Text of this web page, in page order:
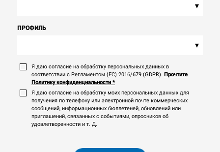
▾
ПРОФИЛЬ
▾
Я даю согласие на обработку персональных данных в
соответствии с Регламентом (ЕС) 2016/679 (GDPR). Прочтите
Политику конфиденциальности *
Я даю согласие на обработку моих персональных данных для
получения по телефону или электронной почте коммерческих
сообщений, информационных бюллетеней, обновлений или
приглашений, связанных с событиями, опросников об
удовлетворенности и т. Д.